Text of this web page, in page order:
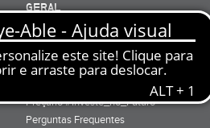
GERAL
Quem Somos
Preçário
Minha conta
Preçário #Investe_no_Futuro
Perguntas Frequentes